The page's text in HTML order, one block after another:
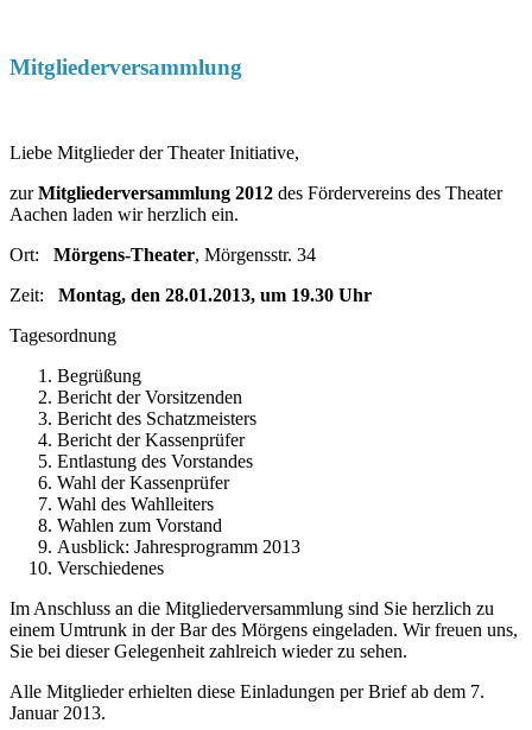
Mitgliederversammlung
Liebe Mitglieder der Theater Initiative,
zurMitgliederversammlung 2012 des Fördervereins des Theater
Aachen laden wir herzlich ein.
Ort: Mörgens-Theater, Mörgensstr. 34
Zeit: Montag, den 28.01.2013, um 19.30 Uhr
Tagesordnung
Begrüßung
Bericht der Vorsitzenden
Bericht des Schatzmeisters
Bericht der Kassenprüfer
Entlastung des Vorstandes
Wahl der Kassenprüfer
Wahl des Wahlleiters
Wahlen zum Vorstand
Ausblick: Jahresprogramm 2013
Verschiedenes
Im Anschluss an die Mitgliederversammlung sind Sie herzlich zu
einem Umtrunk in der Bar des Mörgens eingeladen. Wir freuen uns,
Sie bei dieser Gelegenheit zahlreich wieder zu sehen.
Alle Mitglieder erhielten diese Einladungen per Brief ab dem 7.
Januar 2013.